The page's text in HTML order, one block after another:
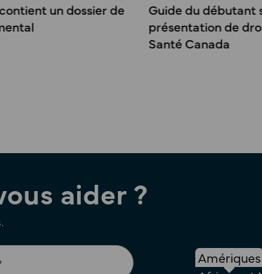
débutant sur le processus de
de drogue nouvelle (NDS) de
en
aider ?
Amériques